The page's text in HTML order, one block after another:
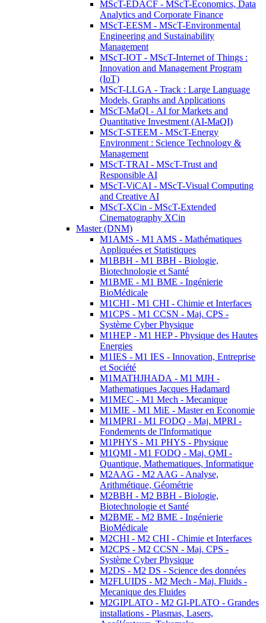
MScT-EDACF - MScT-Economics, Data
Analytics and Corporate Finance
MScT-EESM - MScT-Environmental
Engineering and Sustainability
Management
MScT-IOT - MScT-Internet of Things :
Innovation and Management Program
(IoT)
MScT-LLGA - Track : Large Language
Models, Graphs and Applications
MScT-MaQI - AI for Markets and
Quantitative Investment (AI-MaQI)
MScT-STEEM - MScT-Energy
Environment : Science Technology &
Management
MScT-TRAI - MScT-Trust and
Responsible AI
MScT-ViCAI - MScT-Visual Computing
and Creative AI
MScT-XCin - MScT-Extended
Cinematography XCin
Master (DNM)
M1AMS - M1 AMS - Mathématiques
Appliquées et Statistiques
M1BBH - M1 BBH - Biologie,
Biotechnologie et Santé
M1BME - M1 BME - Ingénierie
BioMédicale
M1CHI - M1 CHI - Chimie et Interfaces
M1CPS - M1 CCSN - Maj. CPS -
Système Cyber Physique
M1HEP - M1 HEP - Physique des Hautes
Energies
M1IES - M1 IES - Innovation, Entreprise
et Société
M1MATHJHADA - M1 MJH -
Mathematiques Jacques Hadamard
M1MEC - M1 Mech - Mecanique
M1MIE - M1 MiE - Master en Economie
M1MPRI - M1 FODQ - Maj. MPRI -
Fondements de l'Informatique
M1PHYS - M1 PHYS - Physique
M1QMI - M1 FODQ - Maj. QMI -
Quantique, Mathematiques, Informatique
M2AAG - M2 AAG - Analyse,
Arithmétique, Géométrie
M2BBH - M2 BBH - Biologie,
Biotechnologie et Santé
M2BME - M2 BME - Ingénierie
BioMédicale
M2CHI - M2 CHI - Chimie et Interfaces
M2CPS - M2 CCSN - Maj. CPS -
Système Cyber Physique
M2DS - M2 DS - Science des données
M2FLUIDS - M2 Mech - Maj. Fluids -
Mecanique des Fluides
M2GIPLATO - M2 GI-PLATO - Grandes
installations - Plasmas, Lasers,